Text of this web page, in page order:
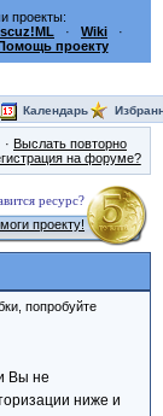
проекты:
· Wiki ·
проекту
Календарь
Выслать повторно
на форуме?
ресурс?
проекту!
попробуйте
Вы не
ниже и